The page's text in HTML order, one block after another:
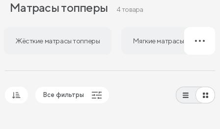
Матрасы топперы 4 товара
Жёсткие матрасы топперы Мягкие матрасы топперы
Все фильтры